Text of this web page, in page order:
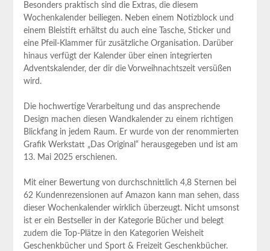
Besonders praktisch⁢ sind die Extras, die diesem
Wochenkalender beiliegen. Neben einem Notizblock und⁢
einem ​Bleistift⁣ erhältst du auch eine Tasche, Sticker und
eine Pfeil-Klammer für zusätzliche Organisation. ​Darüber
hinaus verfügt der ‌Kalender über einen integrierten
Adventskalender, der dir die⁤ Vorweihnachtszeit versüßen
wird.
Die hochwertige Verarbeitung und das ansprechende‍
Design machen​ diesen Wandkalender zu einem richtigen
Blickfang in jedem Raum. Er wurde von der renommierten
Grafik Werkstatt „Das Original“ herausgegeben und ist am
13. Mai 2025 erschienen.
Mit⁣ einer Bewertung von durchschnittlich 4,8 Sternen bei
‌62 ⁣Kundenrezensionen auf Amazon kann man sehen, dass
dieser Wochenkalender wirklich überzeugt. Nicht umsonst
ist er⁤ ein Bestseller in der Kategorie Bücher und belegt
zudem die⁣ Top-Plätze in den Kategorien ‌Weisheit
⁢Geschenkbücher und Sport & Freizeit Geschenkbücher.